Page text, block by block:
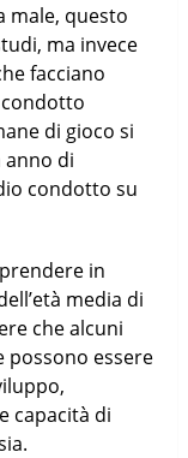
male, questo
ma invece
facciano
di gioco si
di
condotto su
in
media di
che alcuni
possono essere
capacità di